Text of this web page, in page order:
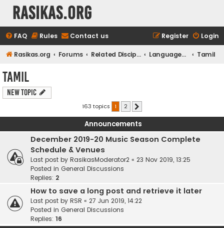
rasikas.org
FAQ Rules Contact us Login
Register
Rasikas.org Forums Related Disciplines Languages & Literature Tamil
Tamil
New Topic
163 topics 1 2
Announcements
December 2019-20 Music Season Complete
Schedule & Venues
Last post by RasikasModerator2 « 23 Nov 2019, 13:25
Posted in General Discussions
Replies: 2
How to save a long post and retrieve it later
Last post by RSR « 27 Jun 2019, 14:22
Posted in General Discussions
Replies: 16